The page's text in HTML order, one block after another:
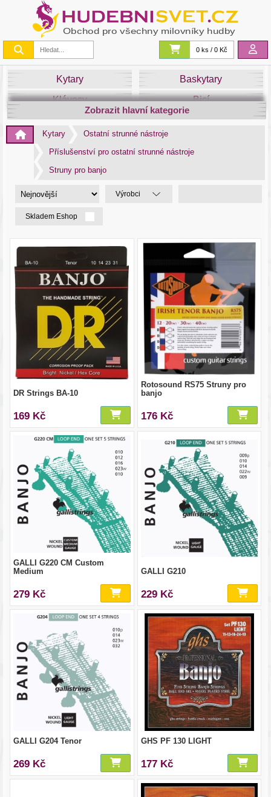
0 ks / 0 Kč
Kytary
Baskytary
Klávesy
Bicí
Smyčce
Dechy
Zobrazit hlavní kategorie
Kytary
Ostatní strunné nástroje
Příslušenství pro ostatní strunné nástroje
Struny pro banjo
Výrobci
Skladem Eshop
DR Strings BA-10
169 Kč
Rotosound RS75 Struny pro
banjo
176 Kč
GALLI G220 CM Custom
Medium
279 Kč
GALLI G210
229 Kč
GALLI G204 Tenor
269 Kč
GHS PF 130 LIGHT
177 Kč